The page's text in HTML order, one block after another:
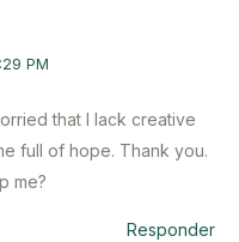
PM
that I lack creative
full of hope. Thank you.
me?
Responder